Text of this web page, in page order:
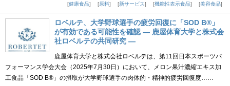
健康食品
原料 新サービス 機能性表示食品 美容食品
ロベルテ、大学野球選手の疲労回復に「SOD B®」
が有効である可能性を確認 ― 鹿屋体育大学と株式会
社ロベルテの共同研究 ―
鹿屋体育大学と株式会社ロベルテは、第11回日本スポーツパ
フォーマンス学会大会（2025年7月30日）において、メロン果汁濃縮エキス加
工食品「SOD B®」の摂取が大学野球選手の肉体的・精神的疲労回復度……